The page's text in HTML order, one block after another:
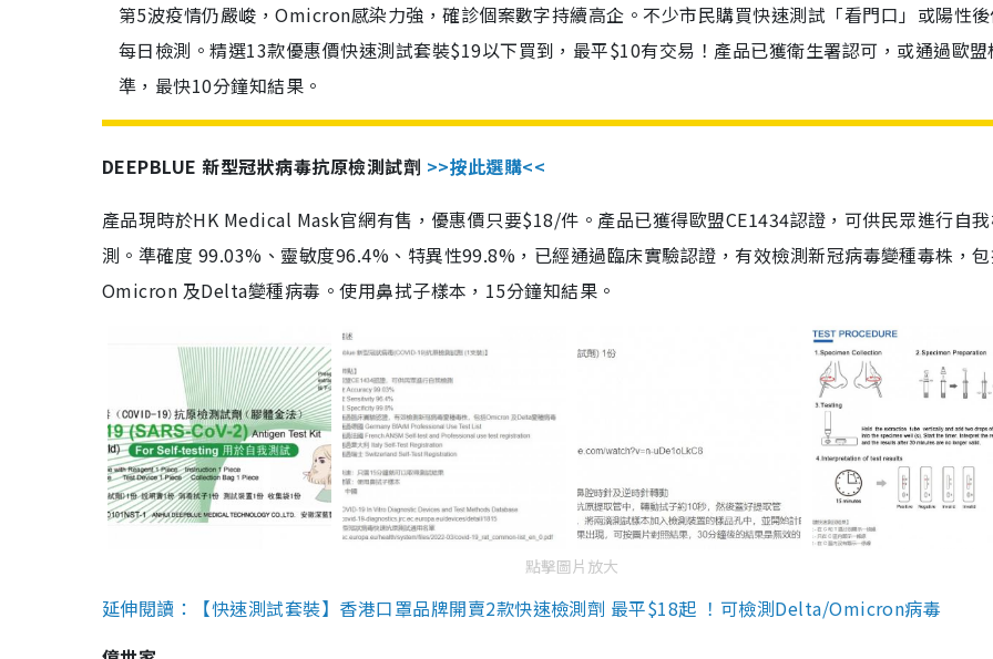
第5波疫情仍嚴峻，Omicron感染力強，確診個案數字持續高企。不少市民購買快速測試「看門口」或陽性
每日檢測。精選13款優惠價快速測試套裝$19以下買到，最平$10有交易！產品已獲衛生署認可，或通過歐盟
準，最快10分鐘知結果。
DEEPBLUE 新型冠狀病毒抗原檢測試劑 >>按此選購<<
產品現時於HK Medical Mask官網有售，優惠價只要$18/件。產品已獲得歐盟CE1434認證，可供民眾進行自
測。準確度 99.03%、靈敏度96.4%、特異性99.8%，已經通過臨床實驗認證，有效檢測新冠病毒變種毒株，
Omicron 及Delta變種病毒。使用鼻拭子樣本，15分鐘知結果。
點擊圖片放大
延伸閱讀：【快速測試套裝】香港口罩品牌開賣2款快速檢測劑 最平$18起 ！可檢測Delta/Omicron病毒